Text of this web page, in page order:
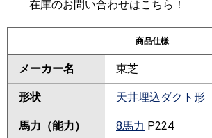
在庫のお問い合わせはこちら！
商品仕様
メーカー名 東芝
形状 天井埋込ダクト形
馬力（能力） 8馬力 P224